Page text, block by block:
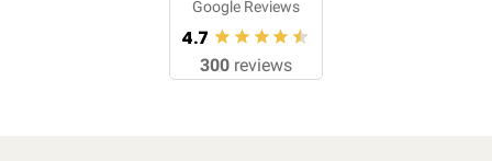
Google Reviews
4.7
300 reviews